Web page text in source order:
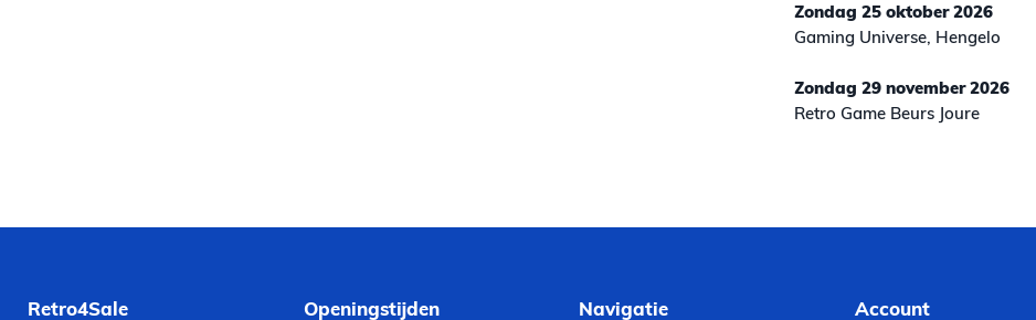
Zondag 25 oktober 2026
Gaming Universe, Hengelo
Zondag 29 november 2026
Retro Game Beurs Joure
Retro4Sale Openingstijden Navigatie Account